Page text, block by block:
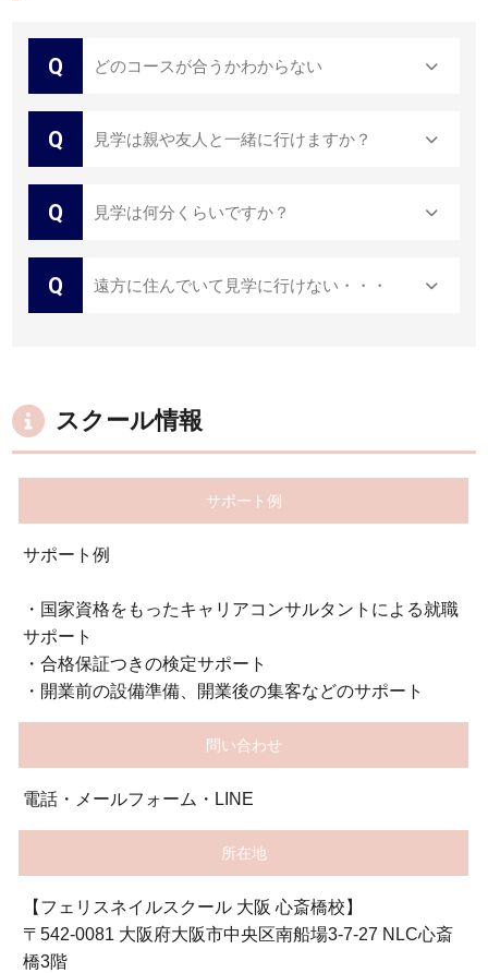
Q どのコースが合うかわからない
Q 見学は親や友人と一緒に行けますか？
Q 見学は何分くらいですか？
Q 遠方に住んでいて見学に行けない・・・
スクール情報
サポート例
サポート例
・国家資格をもったキャリアコンサルタントによる就職
サポート
・合格保証つきの検定サポート
・開業前の設備準備、開業後の集客などのサポート
問い合わせ
電話・メールフォーム・LINE
所在地
【フェリスネイルスクール 大阪 心斎橋校】
〒542-0081 大阪府大阪市中央区南船場3-7-27 NLC心斎
橋3階